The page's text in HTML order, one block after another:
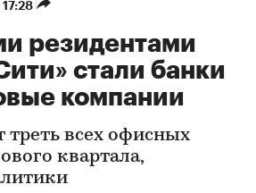
резидентами
стали банки
компании
всех офисных
квартала,